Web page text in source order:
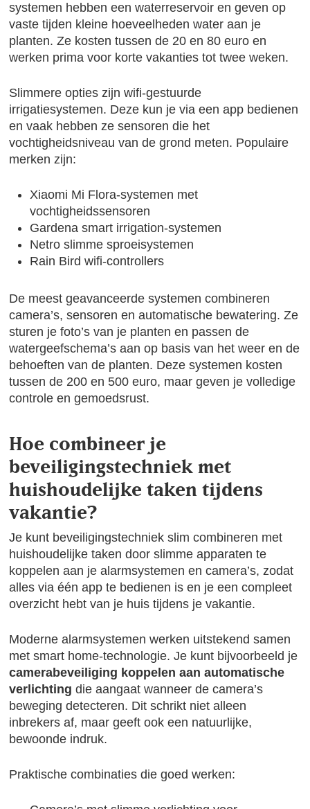
systemen hebben een waterreservoir en geven op
vaste tijden kleine hoeveelheden water aan je
planten. Ze kosten tussen de 20 en 80 euro en
werken prima voor korte vakanties tot twee weken.
Slimmere opties zijn wifi-gestuurde
irrigatiesystemen. Deze kun je via een app bedienen
en vaak hebben ze sensoren die het
vochtigheidsniveau van de grond meten. Populaire
merken zijn:
Xiaomi Mi Flora-systemen met
vochtigheidssensoren
Gardena smart irrigation-systemen
Netro slimme sproeisystemen
Rain Bird wifi-controllers
De meest geavanceerde systemen combineren
camera’s, sensoren en automatische bewatering. Ze
sturen je foto’s van je planten en passen de
watergeefschema’s aan op basis van het weer en de
behoeften van de planten. Deze systemen kosten
tussen de 200 en 500 euro, maar geven je volledige
controle en gemoedsrust.
Hoe combineer je
beveiligingstechniek met
huishoudelijke taken tijdens
vakantie?
Je kunt beveiligingstechniek slim combineren met
huishoudelijke taken door slimme apparaten te
koppelen aan je alarmsystemen en camera’s, zodat
alles via één app te bedienen is en je een compleet
overzicht hebt van je huis tijdens je vakantie.
Moderne alarmsystemen werken uitstekend samen
met smart home-technologie. Je kunt bijvoorbeeld je
camerabeveiliging koppelen aan automatische
verlichting die aangaat wanneer de camera’s
beweging detecteren. Dit schrikt niet alleen
inbrekers af, maar geeft ook een natuurlijke,
bewoonde indruk.
Praktische combinaties die goed werken: